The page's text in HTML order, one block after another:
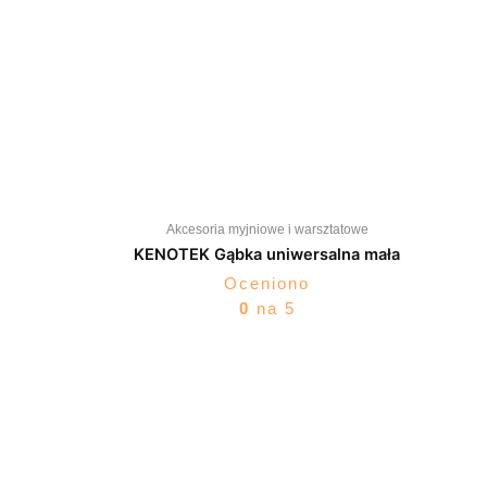
Akcesoria myjniowe i warsztatowe
KENOTEK Gąbka uniwersalna mała
Oceniono
0 na 5